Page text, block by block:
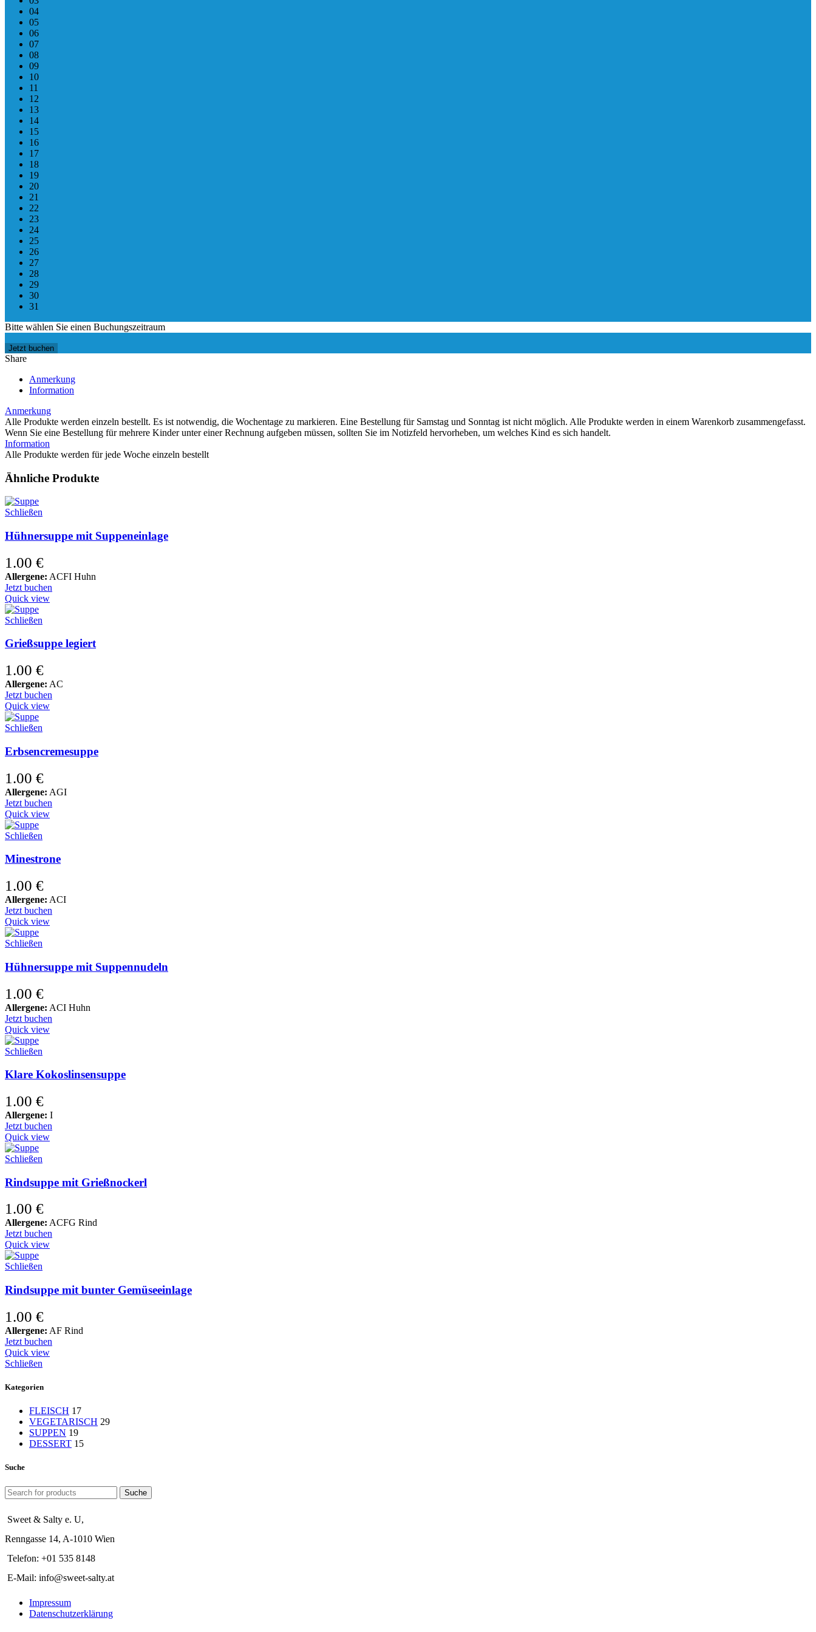
04
05
06
07
08
09
10
11
12
13
14
15
16
17
18
19
20
21
22
23
24
25
26
27
28
29
30
31
Bitte wählen Sie einen Buchungszeitraum
Jetzt buchen
Share
Anmerkung
Information
Anmerkung
Alle Produkte werden einzeln bestellt. Es ist notwendig, die Wochentage zu markieren. Eine Bestellung für Samstag und Sonntag ist nicht möglich. Alle Produkte werden in einem Warenkorb zusammengefasst.
Wenn Sie eine Bestellung für mehrere Kinder unter einer Rechnung aufgeben müssen, sollten Sie im Notizfeld hervorheben, um welches Kind es sich handelt.
Information
Alle Produkte werden für jede Woche einzeln bestellt
Ähnliche Produkte
Schließen
Hühnersuppe mit Suppeneinlage
1.00 €
Allergene: ACFI Huhn
Jetzt buchen
Quick view
Schließen
Grießsuppe legiert
1.00 €
Allergene: AC
Jetzt buchen
Quick view
Schließen
Erbsencremesuppe
1.00 €
Allergene: AGI
Jetzt buchen
Quick view
Schließen
Minestrone
1.00 €
Allergene: ACI
Jetzt buchen
Quick view
Schließen
Hühnersuppe mit Suppennudeln
1.00 €
Allergene: ACI Huhn
Jetzt buchen
Quick view
Schließen
Klare Kokoslinsensuppe
1.00 €
Allergene: I
Jetzt buchen
Quick view
Schließen
Rindsuppe mit Grießnockerl
1.00 €
Allergene: ACFG Rind
Jetzt buchen
Quick view
Schließen
Rindsuppe mit bunter Gemüseeinlage
1.00 €
Allergene: AF Rind
Jetzt buchen
Quick view
Schließen
Kategorien
FLEISCH 17
VEGETARISCH 29
SUPPEN 19
DESSERT 15
Suche
Suche
Sweet & Salty e. U,
Renngasse 14, A-1010 Wien
Telefon: +01 535 8148
E-Mail: info@sweet-salty.at
Impressum
Datenschutzerklärung